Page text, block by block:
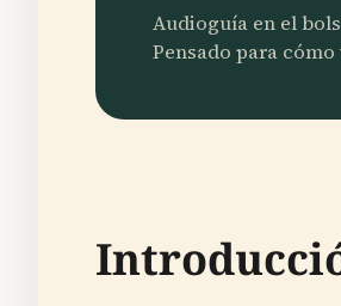
Audioguía en el
Pensado para